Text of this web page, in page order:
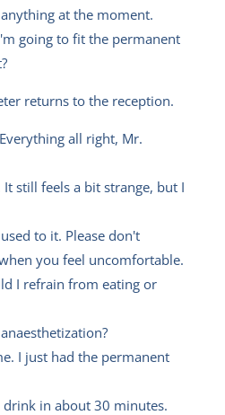
at the moment.
going to fit the permanent
returns to the reception.
all right, Mr.
It still feels a bit strange, but I
to it. Please don't
you feel uncomfortable.
I refrain from eating or
I just had the permanent
drink in about 30 minutes.